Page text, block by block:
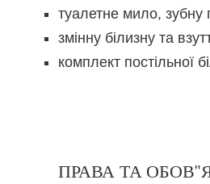
туалетне мило, зубну
змінну білизну та
комплект постільної
ПРАВА ТА